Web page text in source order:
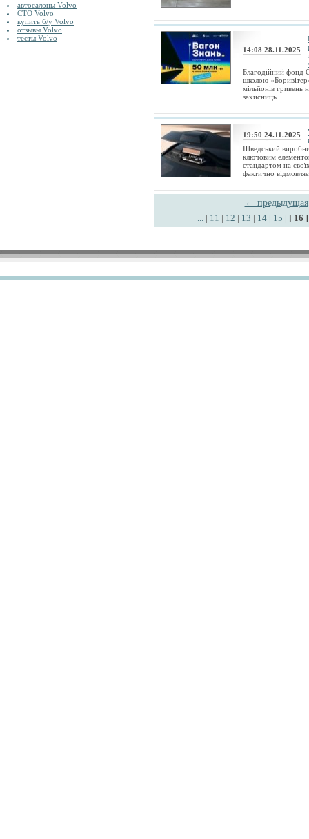
автосалоны Volvo
СТО Volvo
купить б/у Volvo
отзывы Volvo
тесты Volvo
14:08 28.11.2025
Благодійний фонд
школою
мільйонів гривень
захисниць. ...
19:50 24.11.2025
Шведський
ключовим
стандартом на
фактично
← предыдущая
... | 11 | 12 | 13 | 14 | 15 | [ 16 ]